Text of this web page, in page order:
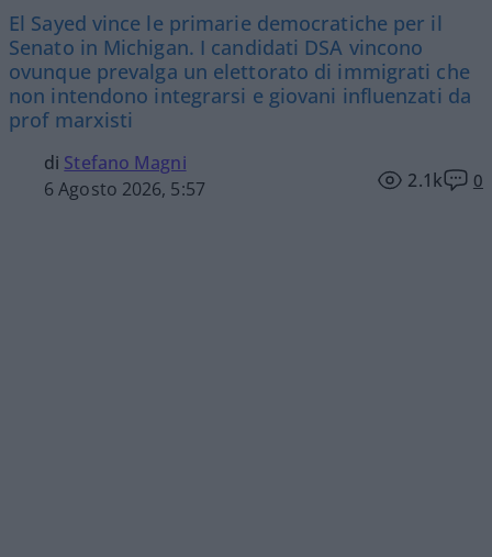
El Sayed vince le primarie democratiche per il
Senato in Michigan. I candidati DSA vincono
ovunque prevalga un elettorato di immigrati che
non intendono integrarsi e giovani influenzati da
prof marxisti
di Stefano Magni
6 Agosto 2026, 5:57
2.1k 0